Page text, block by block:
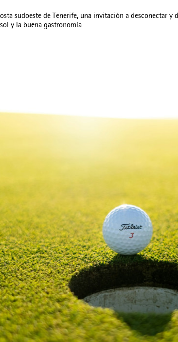
sudoeste de Tenerife, una invitación a desconectar y
y la buena gastronomía.